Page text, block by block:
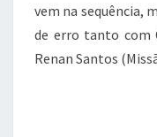
vem na sequência,
de erro tanto com
Renan Santos